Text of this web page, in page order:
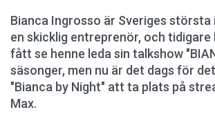
Bianca Ingrosso är Sveriges
en skicklig entreprenör, och
fått se henne leda sin talkshow
säsonger, men nu är det dags för
"Bianca by Night" att ta plats på
Max.